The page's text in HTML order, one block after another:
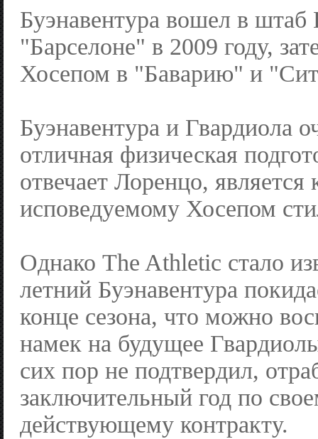
Буэнавентура вошел в штаб
"Барселоне" в 2009 году,
Хосепом в "Баварию" и
Буэнавентура и Гвардиола
отличная физическая
отвечает Лоренцо,
исповедуемому Хосепом
Однако The Athletic стало
летний Буэнавентура
конце сезона, что можно
намек на будущее
сих пор не подтвердил,
заключительный год по
действующему контракту.